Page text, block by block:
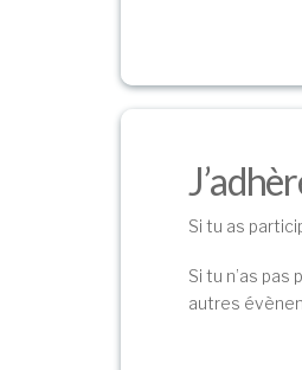
Si tu as
Si tu n’as
autres